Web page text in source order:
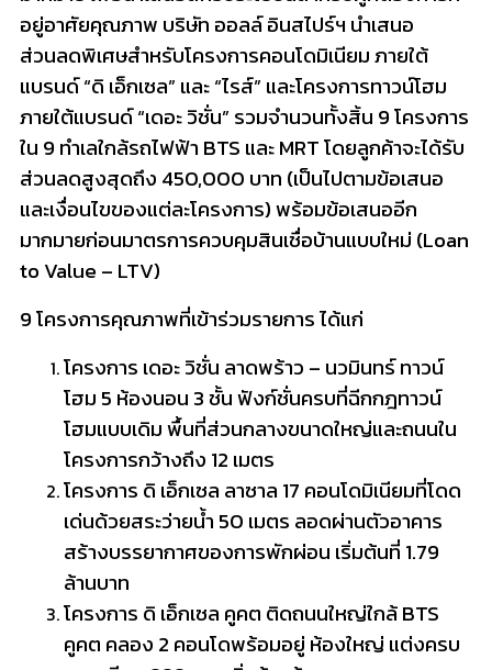
อยู่อาศัยคุณภาพ บริษัท ออลล์ อินสไปร์ฯ นำเสนอ
ส่วนลดพิเศษสำหรับโครงการคอนโดมิเนียม ภายใต้
แบรนด์ “ดิ เอ็กเซล” และ “ไรส์” และโครงการทาวน์โฮม
ภายใต้แบรนด์ “เดอะ วิชั่น” รวมจำนวนทั้งสิ้น 9 โครงการ
ใน 9 ทำเลใกล้รถไฟฟ้า BTS และ MRT โดยลูกค้าจะได้รับ
ส่วนลดสูงสุดถึง 450,000 บาท (เป็นไปตามข้อเสนอ
และเงื่อนไขของแต่ละโครงการ) พร้อมข้อเสนออีก
มากมายก่อนมาตรการควบคุมสินเชื่อบ้านแบบใหม่ (Loan
to Value – LTV)
9 โครงการคุณภาพที่เข้าร่วมรายการ ได้แก่
โครงการ เดอะ วิชั่น ลาดพร้าว – นวมินทร์ ทาวน์
โฮม 5 ห้องนอน 3 ชั้น ฟังก์ชั่นครบที่ฉีกกฎทาวน์
โฮมแบบเดิม พื้นที่ส่วนกลางขนาดใหญ่และถนนใน
โครงการกว้างถึง 12 เมตร
โครงการ ดิ เอ็กเซล ลาซาล 17 คอนโดมิเนียมที่โดด
เด่นด้วยสระว่ายน้ำ 50 เมตร ลอดผ่านตัวอาคาร
สร้างบรรยากาศของการพักผ่อน เริ่มต้นที่ 1.79
ล้านบาท
โครงการ ดิ เอ็กเซล คูคต ติดถนนใหญ่ใกล้ BTS
คูคต คลอง 2 คอนโดพร้อมอยู่ ห้องใหญ่ แต่งครบ